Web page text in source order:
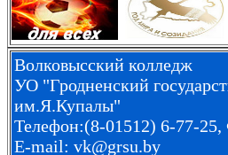
Волковысский колледж
УО "Гродненский
им.Я.Купалы"
Телефон:(8-01512) 6-77-
E-mail: vk@grsu.by